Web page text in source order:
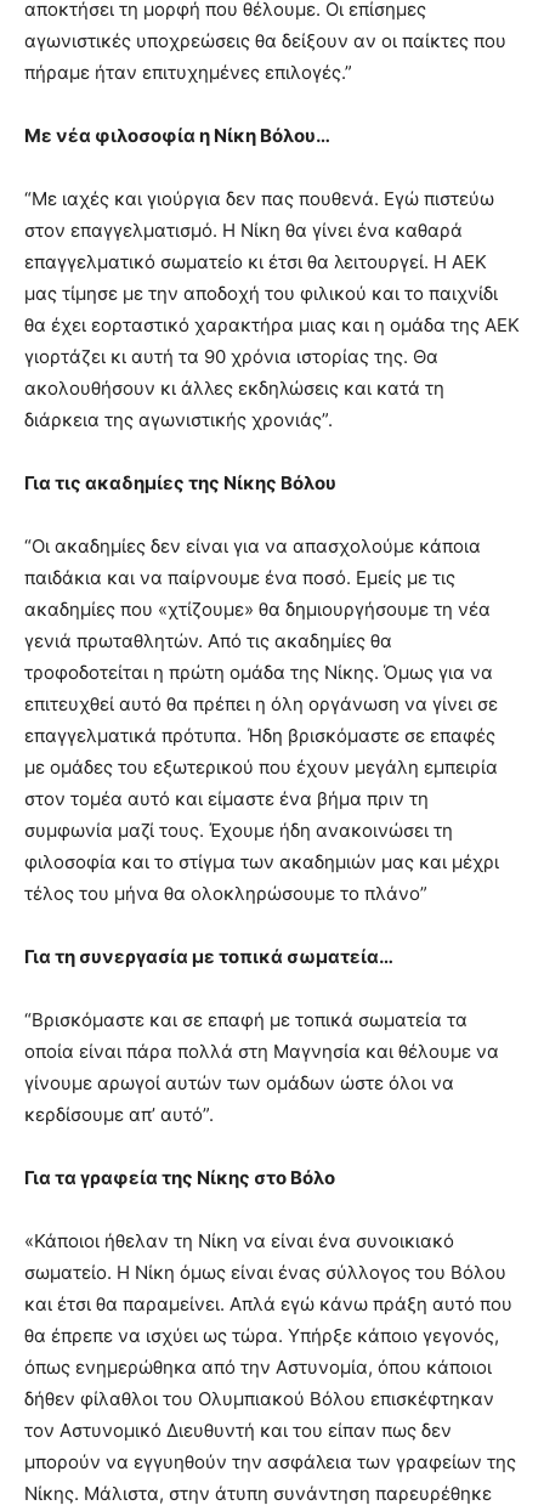
αποκτήσει τη μορφή που θέλουμε. Οι επίσημες
αγωνιστικές υποχρεώσεις θα δείξουν αν οι παίκτες που
πήραμε ήταν επιτυχημένες επιλογές.”
Με νέα φιλοσοφία η Νίκη Βόλου…
“Με ιαχές και γιούργια δεν πας πουθενά. Εγώ πιστεύω
στον επαγγελματισμό. Η Νίκη θα γίνει ένα καθαρά
επαγγελματικό σωματείο κι έτσι θα λειτουργεί. Η ΑΕΚ
μας τίμησε με την αποδοχή του φιλικού και το παιχνίδι
θα έχει εορταστικό χαρακτήρα μιας και η ομάδα της ΑΕΚ
γιορτάζει κι αυτή τα 90 χρόνια ιστορίας της. Θα
ακολουθήσουν κι άλλες εκδηλώσεις και κατά τη
διάρκεια της αγωνιστικής χρονιάς”.
Για τις ακαδημίες της Νίκης Βόλου
“Οι ακαδημίες δεν είναι για να απασχολούμε κάποια
παιδάκια και να παίρνουμε ένα ποσό. Εμείς με τις
ακαδημίες που «χτίζουμε» θα δημιουργήσουμε τη νέα
γενιά πρωταθλητών. Από τις ακαδημίες θα
τροφοδοτείται η πρώτη ομάδα της Νίκης. Όμως για να
επιτευχθεί αυτό θα πρέπει η όλη οργάνωση να γίνει σε
επαγγελματικά πρότυπα. Ήδη βρισκόμαστε σε επαφές
με ομάδες του εξωτερικού που έχουν μεγάλη εμπειρία
στον τομέα αυτό και είμαστε ένα βήμα πριν τη
συμφωνία μαζί τους. Έχουμε ήδη ανακοινώσει τη
φιλοσοφία και το στίγμα των ακαδημιών μας και μέχρι
τέλος του μήνα θα ολοκληρώσουμε το πλάνο”
Για τη συνεργασία με τοπικά σωματεία…
“Βρισκόμαστε και σε επαφή με τοπικά σωματεία τα
οποία είναι πάρα πολλά στη Μαγνησία και θέλουμε να
γίνουμε αρωγοί αυτών των ομάδων ώστε όλοι να
κερδίσουμε απ’ αυτό”.
Για τα γραφεία της Νίκης στο Βόλο
«Κάποιοι ήθελαν τη Νίκη να είναι ένα συνοικιακό
σωματείο. Η Νίκη όμως είναι ένας σύλλογος του Βόλου
και έτσι θα παραμείνει. Απλά εγώ κάνω πράξη αυτό που
θα έπρεπε να ισχύει ως τώρα. Υπήρξε κάποιο γεγονός,
όπως ενημερώθηκα από την Αστυνομία, όπου κάποιοι
δήθεν φίλαθλοι του Ολυμπιακού Βόλου επισκέφτηκαν
τον Αστυνομικό Διευθυντή και του είπαν πως δεν
μπορούν να εγγυηθούν την ασφάλεια των γραφείων της
Νίκης. Μάλιστα, στην άτυπη συνάντηση παρευρέθηκε